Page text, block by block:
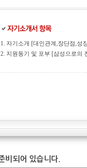
1. 자기소개 [대인관계,장단점,성
2. 지원동기 및 포부 [삼성으로의
비되어 있습니다.